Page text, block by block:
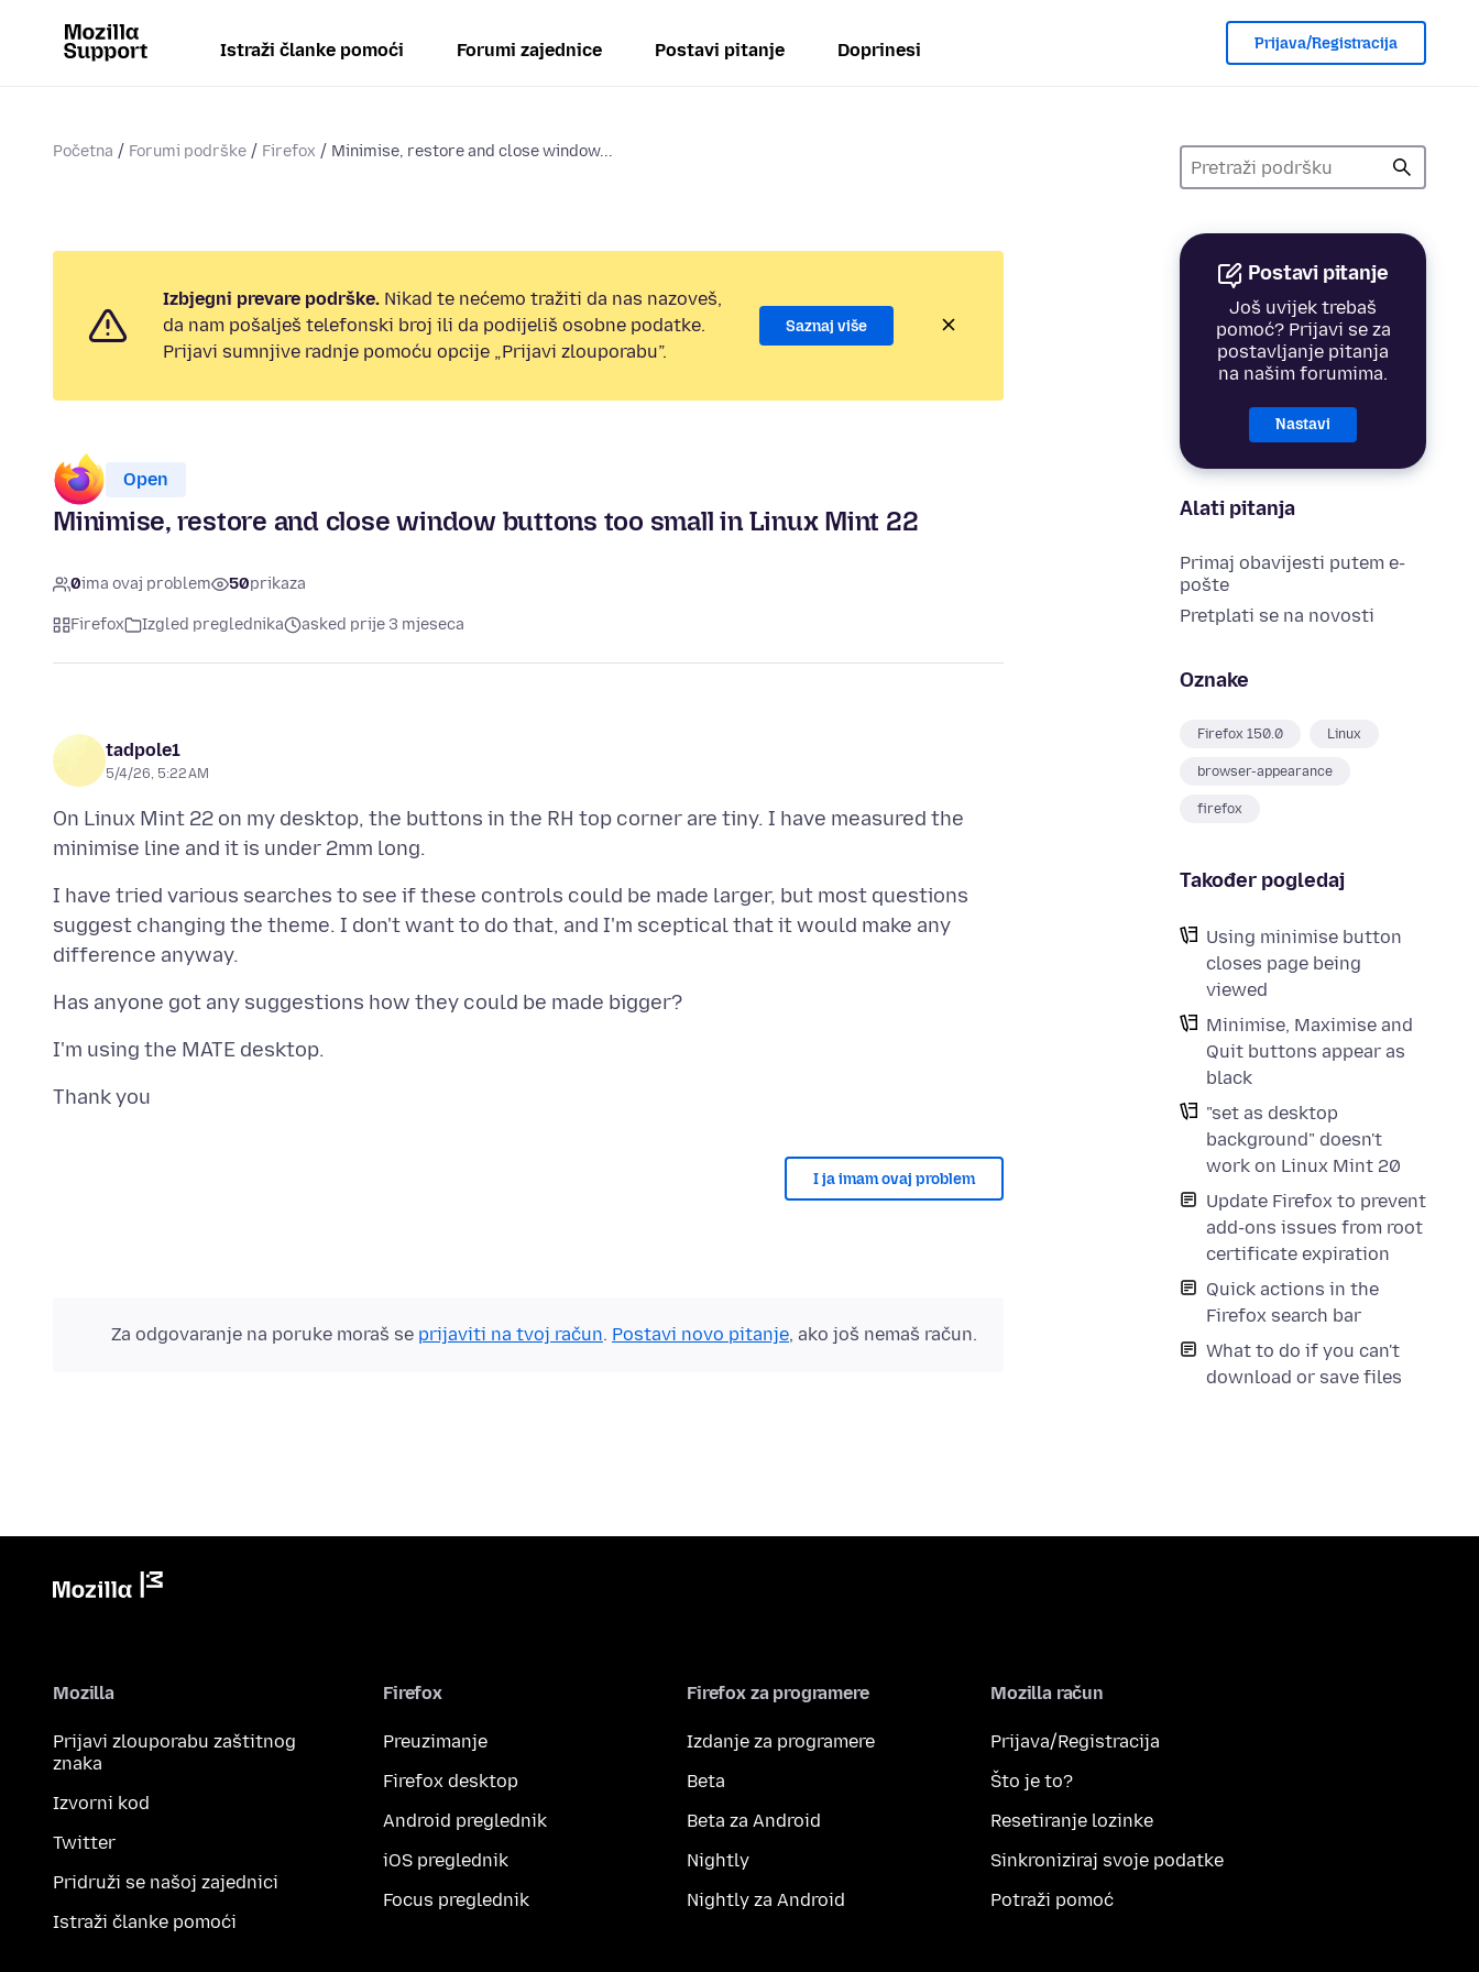
Istraži članke pomoći Forumi zajednice Postavi pitanje Doprinesi Prijava/Registracija
Početna Forumi podrške Firefox Minimise, restore and close window...
Postavi pitanje
Još uvijek trebaš
pomoć? Prijavi se za
postavljanje pitanja
na našim forumima.
Nastavi
Alati pitanja
Primaj obavijesti putem e-
pošte
Pretplati se na novosti
Oznake
Firefox 150.0 Linux
browser-appearance
firefox
Također pogledaj
Using minimise button
closes page being
viewed
Minimise, Maximise and
Quit buttons appear as
black
"set as desktop
background" doesn't
work on Linux Mint 20
Update Firefox to prevent
add-ons issues from root
certificate expiration
Quick actions in the
Firefox search bar
What to do if you can't
download or save files
Izbjegni prevare podrške. Nikad te nećemo tražiti da nas nazoveš,
da nam pošalješ telefonski broj ili da podijeliš osobne podatke.
Prijavi sumnjive radnje pomoću opcije „Prijavi zlouporabu”.
Saznaj više
Open
Minimise, restore and close window buttons too small in Linux Mint 22
0ima ovaj problem 50prikaza
Firefox Izgled preglednika asked prije 3 mjeseca
tadpole1
5/4/26, 5:22 AM
On Linux Mint 22 on my desktop, the buttons in the RH top corner are tiny. I have measured the
I have tried various searches to see if these controls could be made larger, but most questions
suggest changing the theme. I don't want to do that, and I'm sceptical that it would make any
I ja imam ovaj problem
Za odgovaranje na poruke moraš se prijaviti na tvoj račun. Postavi novo pitanje, ako još nemaš račun.
Mozilla
Prijavi zlouporabu zaštitnog
znaka
Izvorni kod
Twitter
Pridruži se našoj zajednici
Istraži članke pomoći
Firefox
Preuzimanje
Firefox desktop
Android preglednik
iOS preglednik
Focus preglednik
Firefox za programere
Izdanje za programere
Beta
Beta za Android
Nightly
Nightly za Android
Mozilla račun
Prijava/Registracija
Što je to?
Resetiranje lozinke
Sinkroniziraj svoje podatke
Potraži pomoć